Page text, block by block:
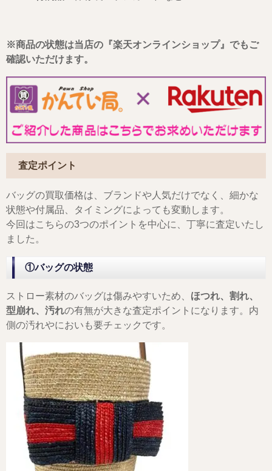
※商品の状態は当店の『楽天オンラインショップ』でもご
確認いただけます。
査定ポイント
バッグの買取価格は、ブランドや人気だけでなく、細かな
状態や付属品、タイミングによっても変動します。
今回はこちらの3つのポイントを中心に、丁寧に査定いたし
ました。
①バッグの状態
ストロー素材のバッグは傷みやすいため、 ほつれ、割れ、
型崩れ、汚れの有無が大きな査定ポイントになります。内
側の汚れやにおいも要チェックです。